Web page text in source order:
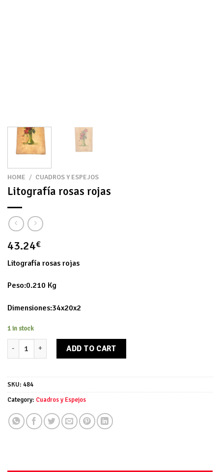
HOME / CUADROS Y ESPEJOS
Litografía rosas rojas
43.24€
Litografía rosas rojas
Peso:0.210 Kg
Dimensiones:34x20x2
1 in stock
Litografía rosas rojas quantity
ADD TO CART
SKU: 484
Category: Cuadros y Espejos